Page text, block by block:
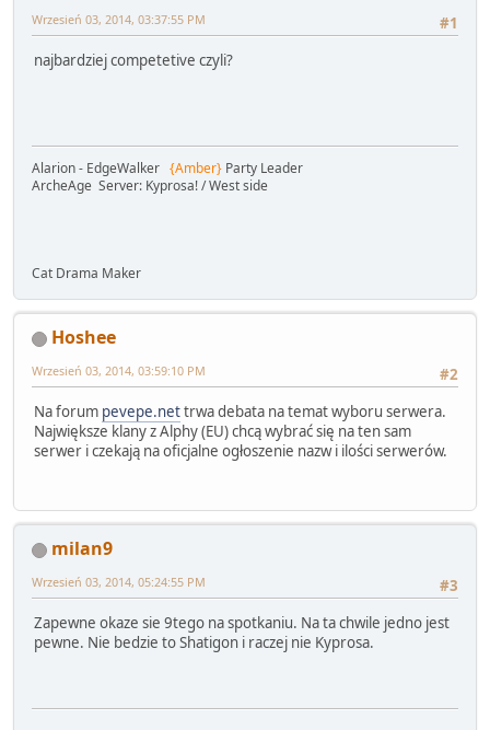
#1
Wrzesień 03, 2014, 03:37:55 PM
najbardziej competetive czyli?
Alarion - EdgeWalker {Amber} Party Leader
ArcheAge Server: Kyprosa! / West side
Cat Drama Maker
Hoshee
#2
Wrzesień 03, 2014, 03:59:10 PM
Na forum pevepe.nettrwa debata na temat wyboru serwera.
Największe klany z Alphy (EU) chcą wybrać się na ten sam
serwer i czekają na oficjalne ogłoszenie nazw i ilości serwerów.
milan9
#3
Wrzesień 03, 2014, 05:24:55 PM
Zapewne okaze sie 9tego na spotkaniu. Na ta chwile jedno jest
pewne. Nie bedzie to Shatigon i raczej nie Kyprosa.